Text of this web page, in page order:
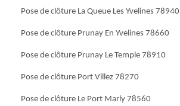
Pose de clôture La Queue Les Yvelines 78940
Pose de clôture Prunay En Yvelines 78660
Pose de clôture Prunay Le Temple 78910
Pose de clôture Port Villez 78270
Pose de clôture Le Port Marly 78560